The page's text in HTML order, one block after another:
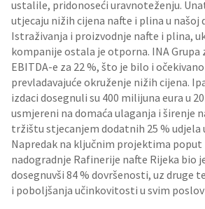
ustalile, pridonoseći uravnoteženju.
utjecaju nižih cijena nafte i plina u
Istraživanja i proizvodnje nafte i plina,
kompanije ostala je otporna. INA Grupa
EBITDA-e za 22 %, što je bilo i
prevladavajuće okruženje nižih cijena.
izdaci dosegnuli su 400 milijuna eura u
usmjereni na domaća ulaganja i širenje
tržištu stjecanjem dodatnih 25 % udjela
Napredak na ključnim projektima
nadogradnje Rafinerije nafte Rijeka bio
dosegnuvši 84 % dovršenosti, uz druge
i poboljšanja učinkovitosti u svim